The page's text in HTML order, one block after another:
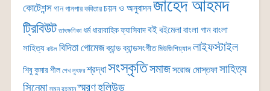
কোটেশন্সগান গানপার কবিতার চয়ন ও অনুবাদনজাহেদ আহমদ
ট্রিবিউট তাৎক্ষণিকা ধর্ম ধারাবাহিকফ্যাসিবাদবইবইমেলাবাংলা গানবাংলা
সাহিত্য বাউল বিদিতা গোমেজব্যান্ডব্যান্ডসংগীত মিউজিশিয়্যান লাইফস্টাইল
শিবু কুমার শীল শেখ লুৎফর শ্রদ্ধাসংস্কৃতিসমাজসরোজ মোস্তফাসাহিত্য
সিনেমা সুমন রহমান স্মরণহলিউড